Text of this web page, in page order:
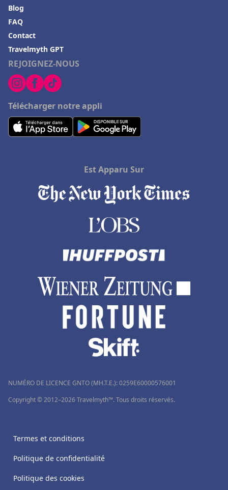
REJOIGNEZ-NOUS
Télécharger notre appli
Blog
FAQ
Contact
Travelmyth GPT
Est Apparu Sur
NUMÉRO DE LICENCE GNTO (MH.T.E.): 0259Ε60000576001
Copyright © 2012–2026 Travelmyth™. Tous droits réservés.
Termes et conditions
Politique de confidentialité
Politique des cookies